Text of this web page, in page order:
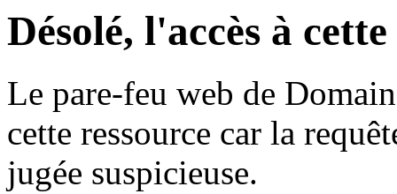
Désolé, l'accès à
Le pare-feu web de
cette ressource car la
jugée suspicieuse.